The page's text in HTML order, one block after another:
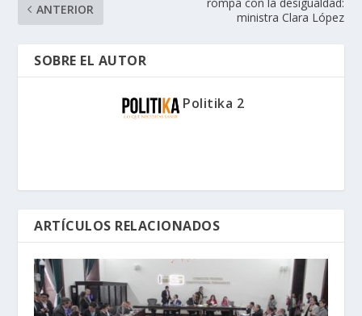
ANTERIOR
ministra Clara López
SOBRE EL AUTOR
Politika 2
ARTÍCULOS RELACIONADOS